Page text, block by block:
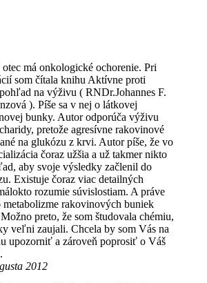
má onkologické ochorenie. Pri
som čítala knihu Aktívne proti
na výživu ( RNDr.Johannes F.
). Píše sa v nej o látkovej
bunky. Autor odporúča výživu
pretože agresívne rakovinové
na glukózu z krvi. Autor píše, že vo
čoraz užšia a už takmer nikto
aby svoje výsledky začlenil do
Existuje čoraz viac detailných
rozumie súvislostiam. A práve
metabolizme rakovinových buniek
preto, že som študovala chémiu,
veľni zaujali. Chcela by som Vás na
upozorniť a zároveň poprosiť o Váš
2012